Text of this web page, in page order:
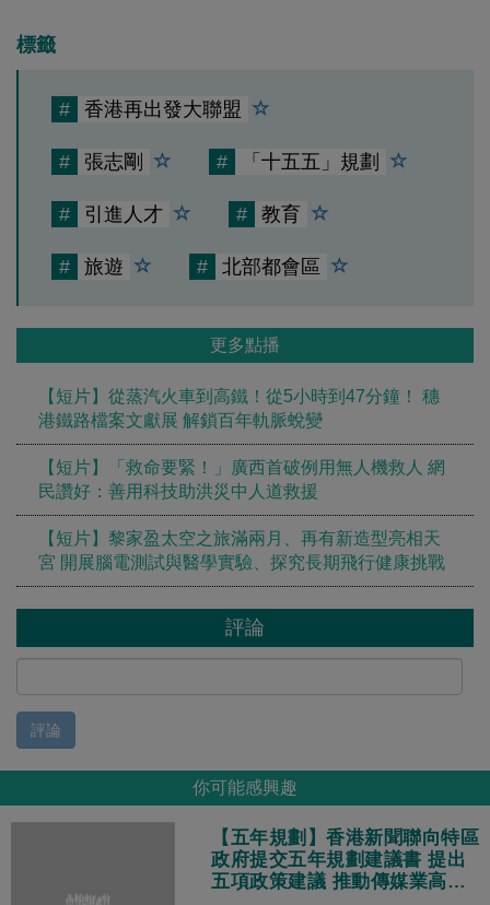
標籤
# 香港再出發大聯盟
# 張志剛 # 「十五五」規劃
# 引進人才 # 教育
# 旅遊 # 北部都會區
更多點播
【短片】從蒸汽火車到高鐵！從5小時到47分鐘！ 穗
港鐵路檔案文獻展 解鎖百年軌脈蛻變
【短片】「救命要緊！」廣西首破例用無人機救人 網
民讚好：善用科技助洪災中人道救援
【短片】黎家盈太空之旅滿兩月、再有新造型亮相天
宮 開展腦電測試與醫學實驗、探究長期飛行健康挑戰
評論
評論
你可能感興趣
【五年規劃】香港新聞聯向特區
政府提交五年規劃建議書 提出
五項政策建議 推動傳媒業高質